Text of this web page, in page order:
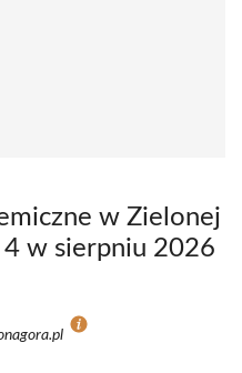
w Zielonej
4 w sierpniu 2026